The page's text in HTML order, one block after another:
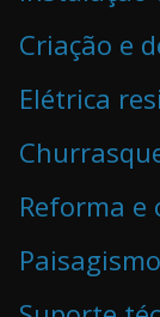
Criação e
Elétrica
Reforma e